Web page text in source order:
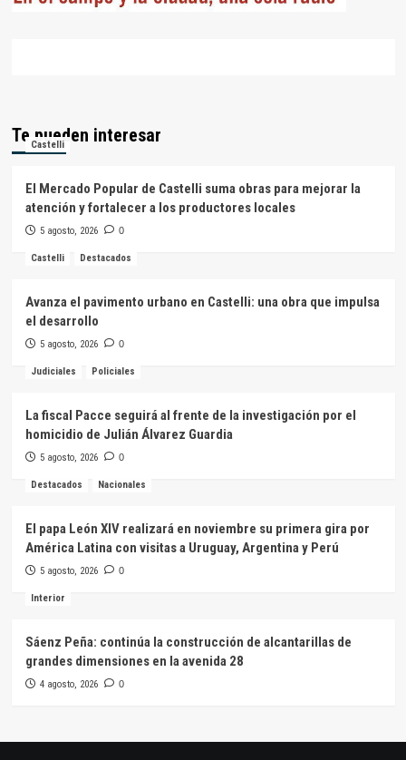
Te pueden interesar
Castelli
El Mercado Popular de Castelli suma obras para mejorar la
atención y fortalecer a los productores locales
5 agosto, 2026 0
Castelli Destacados
Avanza el pavimento urbano en Castelli: una obra que impulsa
el desarrollo
5 agosto, 2026 0
Judiciales Policiales
La fiscal Pacce seguirá al frente de la investigación por el
homicidio de Julián Álvarez Guardia
5 agosto, 2026 0
Destacados Nacionales
El papa León XIV realizará en noviembre su primera gira por
América Latina con visitas a Uruguay, Argentina y Perú
5 agosto, 2026 0
Interior
Sáenz Peña: continúa la construcción de alcantarillas de
grandes dimensiones en la avenida 28
4 agosto, 2026 0